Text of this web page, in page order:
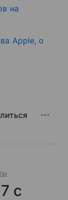
на
Apple, о
с